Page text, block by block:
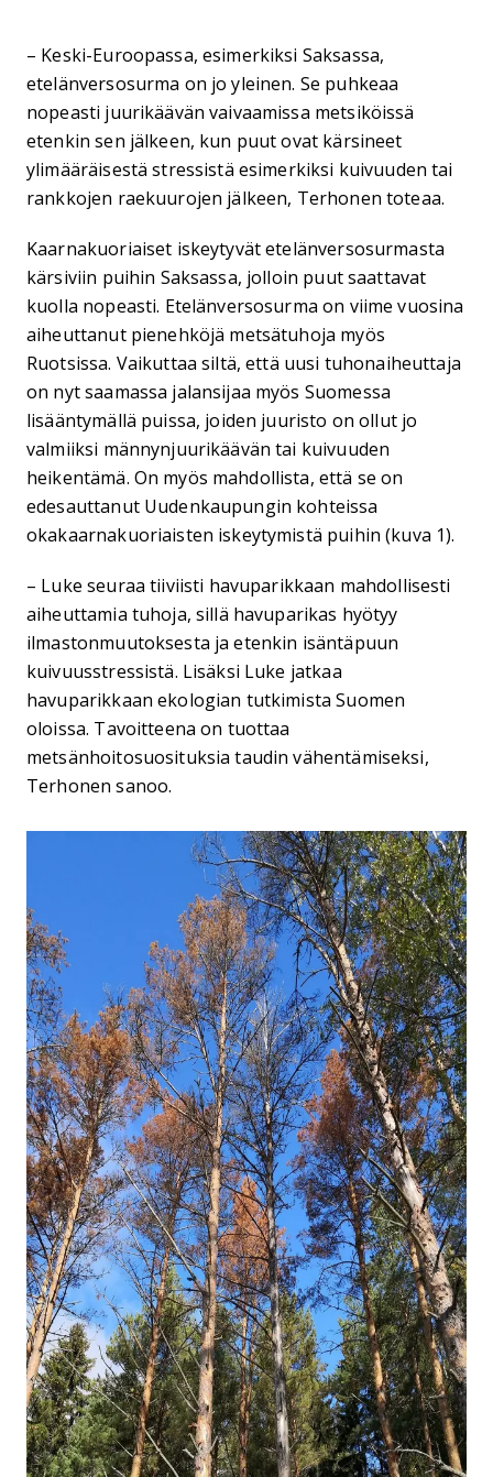
– Keski-Euroopassa, esimerkiksi Saksassa,
etelänversosurma on jo yleinen. Se puhkeaa
nopeasti juurikäävän vaivaamissa metsiköissä
etenkin sen jälkeen, kun puut ovat kärsineet
ylimääräisestä stressistä esimerkiksi kuivuuden tai
rankkojen raekuurojen jälkeen, Terhonen toteaa.
Kaarnakuoriaiset iskeytyvät etelänversosurmasta
kärsiviin puihin Saksassa, jolloin puut saattavat
kuolla nopeasti. Etelänversosurma on viime vuosina
aiheuttanut pienehköjä metsätuhoja myös
Ruotsissa. Vaikuttaa siltä, että uusi tuhonaiheuttaja
on nyt saamassa jalansijaa myös Suomessa
lisääntymällä puissa, joiden juuristo on ollut jo
valmiiksi männynjuurikäävän tai kuivuuden
heikentämä. On myös mahdollista, että se on
edesauttanut Uudenkaupungin kohteissa
okakaarnakuoriaisten iskeytymistä puihin (kuva 1).
– Luke seuraa tiiviisti havuparikkaan mahdollisesti
aiheuttamia tuhoja, sillä havuparikas hyötyy
ilmastonmuutoksesta ja etenkin isäntäpuun
kuivuusstressistä. Lisäksi Luke jatkaa
havuparikkaan ekologian tutkimista Suomen
oloissa. Tavoitteena on tuottaa
metsänhoitosuosituksia taudin vähentämiseksi,
Terhonen sanoo.